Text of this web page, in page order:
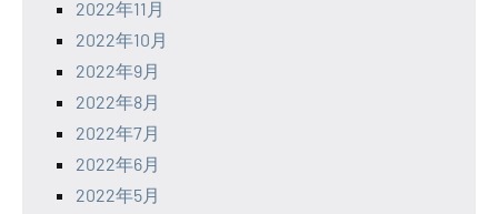
2022年11月
2022年10月
2022年9月
2022年8月
2022年7月
2022年6月
2022年5月